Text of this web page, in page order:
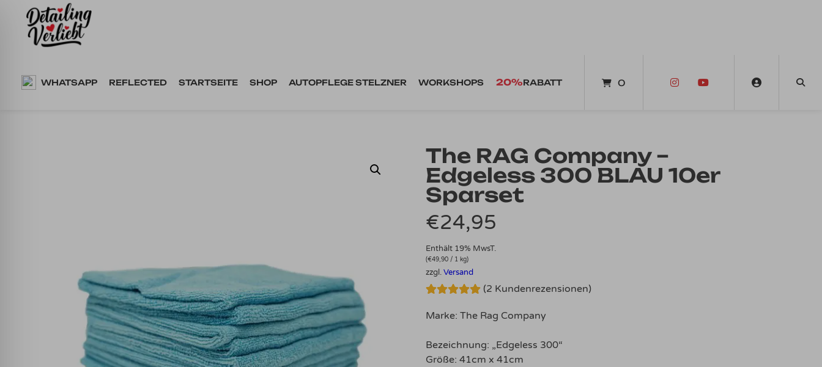
Springe
WHATSAPP REFLECTED STARTSEITE SHOP AUTOPFLEGE STELZNER WORKSHOPS 20%RABATT 0
The RAG Company –
Edgeless 300 BLAU 10er
Sparset
€24,95
Enthält 19% MwsT.
(€49,90 / 1 kg)
zzgl.Versand
5.00von 5,
Kundenbewertungen
(2 Kundenrezensionen)
Marke: The Rag Company
Bezeichnung: „Edgeless 300“
Größe: 41cm x 41cm